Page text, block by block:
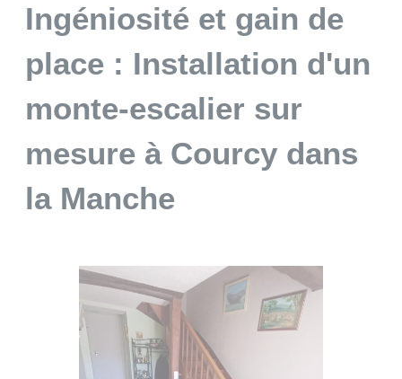
Ingéniosité et gain de
place : Installation d'un
monte-escalier sur
mesure à Courcy dans
la Manche